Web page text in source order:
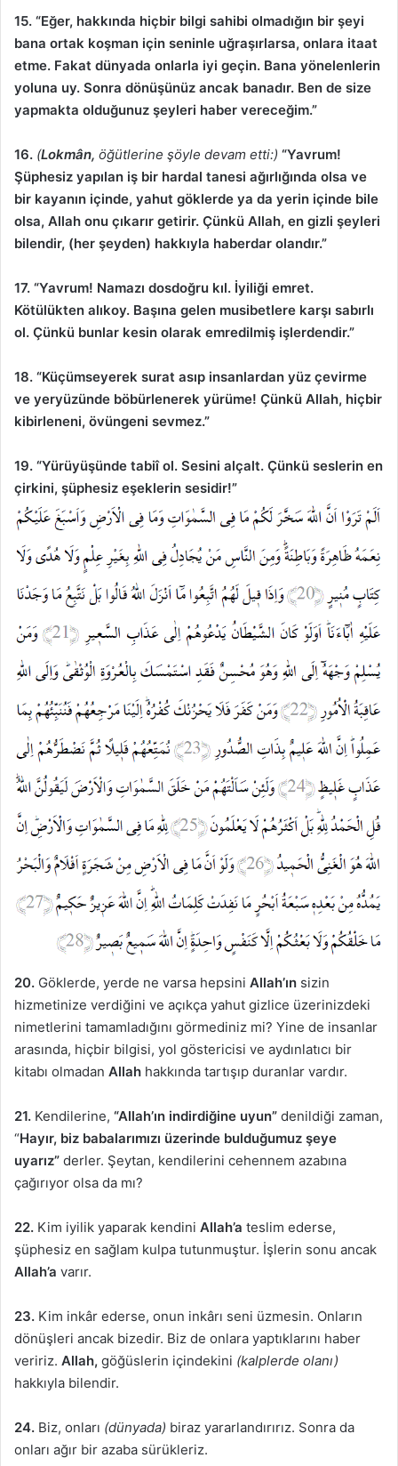
15. “Eğer, hakkında hiçbir bilgi sahibi olmadığın bir şeyi
bana ortak koşman için seninle uğraşırlarsa, onlara itaat
etme. Fakat dünyada onlarla iyi geçin. Bana yönelenlerin
yoluna uy. Sonra dönüşünüz ancak banadır. Ben de size
yapmakta olduğunuz şeyleri haber vereceğim.”
16. (Lokmân, öğütlerine şöyle devam etti:) “Yavrum!
Şüphesiz yapılan iş bir hardal tanesi ağırlığında olsa ve
bir kayanın içinde, yahut göklerde ya da yerin içinde bile
olsa, Allah onu çıkarır getirir. Çünkü Allah, en gizli şeyleri
bilendir, (her şeyden) hakkıyla haberdar olandır.”
17. “Yavrum! Namazı dosdoğru kıl. İyiliği emret.
Kötülükten alıkoy. Başına gelen musibetlere karşı sabırlı
ol. Çünkü bunlar kesin olarak emredilmiş işlerdendir.”
18. “Küçümseyerek surat asıp insanlardan yüz çevirme
ve yeryüzünde böbürlenerek yürüme! Çünkü Allah, hiçbir
kibirleneni, övüngeni sevmez.”
19. “Yürüyüşünde tabiî ol. Sesini alçalt. Çünkü seslerin en
çirkini, şüphesiz eşeklerin sesidir!”
20. Göklerde, yerde ne varsa hepsini Allah’ın sizin
hizmetinize verdiğini ve açıkça yahut gizlice üzerinizdeki
nimetlerini tamamladığını görmediniz mi? Yine de insanlar
arasında, hiçbir bilgisi, yol göstericisi ve aydınlatıcı bir
kitabı olmadan Allah hakkında tartışıp duranlar vardır.
21. Kendilerine, “Allah’ın indirdiğine uyun” denildiği zaman,
“Hayır, biz babalarımızı üzerinde bulduğumuz şeye
uyarız” derler. Şeytan, kendilerini cehennem azabına
çağırıyor olsa da mı?
22. Kim iyilik yaparak kendini Allah’a teslim ederse,
şüphesiz en sağlam kulpa tutunmuştur. İşlerin sonu ancak
Allah’a varır.
23. Kim inkâr ederse, onun inkârı seni üzmesin. Onların
dönüşleri ancak bizedir. Biz de onlara yaptıklarını haber
veririz. Allah, göğüslerin içindekini (kalplerde olanı)
hakkıyla bilendir.
24. Biz, onları (dünyada) biraz yararlandırırız. Sonra da
onları ağır bir azaba sürükleriz.